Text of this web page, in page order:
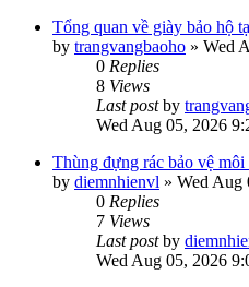
Tổng quan về giày bảo hộ
by trangvangbaoho » Wed
0 Replies
8 Views
Last postby
Wed Aug 05, 2026
Thùng đựng rác bảo vệ
by diemnhienvl » Wed Aug
0 Replies
7 Views
Last postby
Wed Aug 05, 2026